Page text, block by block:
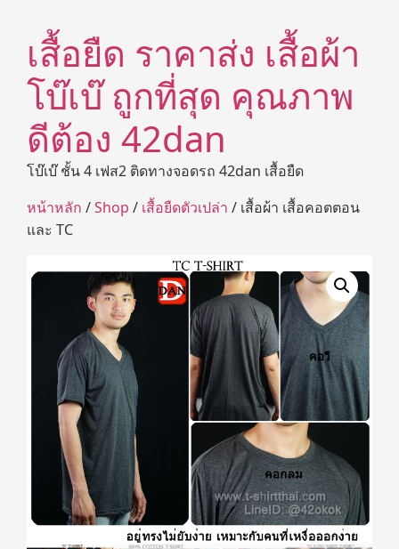
เสื้อยืด ราคาส่ง เสื้อผ้า
โบ๊เบ๊ ถูกที่สุด คุณภาพ
ดีต้อง 42dan
โบ๊เบ๊ ชั้น 4 เฟส2 ติดทางจอดรถ 42dan เสื้อยืด
หน้าหลัก /Shop / เสื้อยืดตัวเปล่า / เสื้อผ้า เสื้อคอตตอน
และ TC